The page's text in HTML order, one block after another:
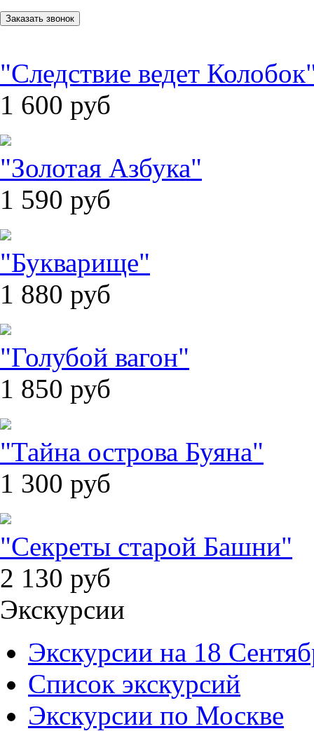
Заказать звонок
"Следствие ведет
1 600 руб
"Золотая Азбука"
1 590 руб
"Букварище"
1 880 руб
"Голубой вагон"
1 850 руб
"Тайна острова Буяна"
1 300 руб
"Секреты старой Башни"
2 130 руб
Экскурсии
Экскурсии на 18
Список экскурсий
Экскурсии по Москве